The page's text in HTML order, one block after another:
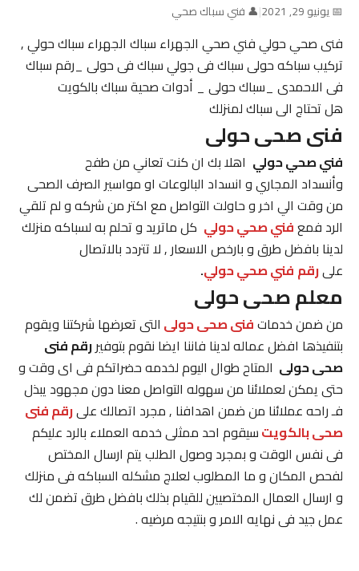
📅 يونيو 29, 2021 |👤 فني سباك صحي
فنى صحي حولي فني صحي الجهراء سباك الجهراء سباك حولي ,
تركيب سباكه حولى سباك فى جولي سباك فى حولى _رقم سباك
فى الاحمدى _سباك حولى _ أدوات صحية سباك بالكويت
هل تحتاج الى سباك لمنزلك
فنى صحى حولى
فني صحي حولياهلا بك ان كنت تعاني من طفح
وأنسداد المجاري و انسداد البالوعات او مواسير الصرف الصحى
من وقت الي اخر و حاولت التواصل مع اكتر من شركه و لم تلقي
الرد فمعفني صحي حوليكل ماتريد و تحلم به لسباكه منزلك
لدينا بافضل طرق و بارخص الاسعار , لا تتردد بالاتصال
علىرقمفني صحي حولي.
معلم صحى حولى
من ضمن خدماتفنى صحى حولىالتى تعرضها شركتنا ويقوم
بتنفيذها افضل عماله لدينا فاننا ايضا نقوم بتوفيررقم فنى
صحى حولىالمتاح طوال اليوم لخدمه حضراتكم فى اى وقت و
حتى يمكن لعملائنا من سهوله التواصل معنا دون مجهود يبذل
فـ راحه عملائنا من ضمن اهدافنا , مجرد اتصالك علىرقم فنى
صحى بالكويتسيقوم احد ممثلى خدمه العملاء بالرد عليكم
فى نفس الوقت و بمجرد وصول الطلب يتم ارسال المختص
لفحص المكان و ما المطلوب لعلاج مشكله السباكه فى منزلك
و ارسال العمال المختصيين للقيام بذلك بافضل طرق تضمن لك
عمل جيد فى نهايه الامر و بنتيجه مرضيه .